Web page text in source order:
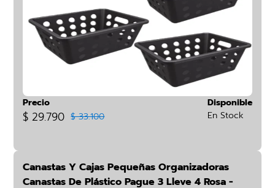
Precio
$ 29.790 $ 33.100
Disponible
En Stock
Canastas Y Cajas Pequeñas Organizadoras
Canastas De Plástico Pague 3 Lleve 4 Rosa -